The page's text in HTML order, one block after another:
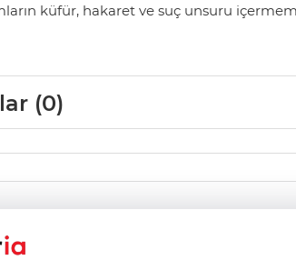
küfür, hakaret ve suç unsuru
(0)